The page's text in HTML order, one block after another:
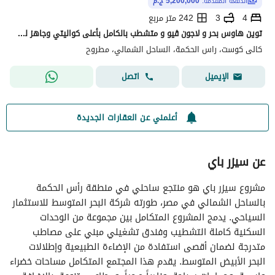
4
3
242 متر مربع
توين هاوس بحر و لاجون ڤيو و متشطب بالكامل بأعلى كواليتي وجاهز للاستلام والمعاينة فورا من كالي كوست
كالى كوست، راس الحكمة، الساحل الشمالي، مطروح
الإيميل
اتصل
أعلمني عن العقارات الجديدة
عن سيزر باي
مشروع سيزر باي هو منتجع ساحلي في منطقة رأس الحكمة
بالساحل الشمالي في مصر، طورته شركة البحر المتوسط للاستثمار
السياحي. يدمج المشروع المتكامل بين مجموعة من الوحدات
السكنية كاملة التشطيب وفندق تشغيلي مبني على مصاطب
متدرجة لضمان أقصى استفادة من الإضاءة الطبيعية وإطلالات
البحر الأبيض المتوسط. يقدم هذا المجتمع المتكامل مساحات خضراء